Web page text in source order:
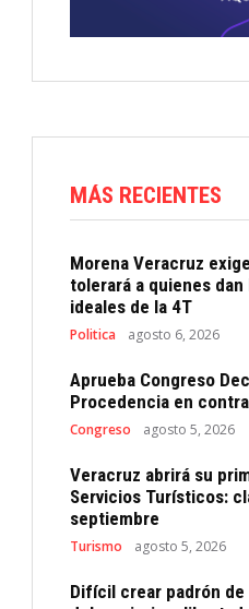
MÁS RECIENTES
Morena Veracruz
tolerará a quienes dan
ideales de la 4T
Politica agosto 6, 2026
Aprueba Congreso
Procedencia en
Congreso agosto 5, 2026
Veracruz abrirá su
Servicios Turísticos:
septiembre
Turismo agosto 5, 2026
Difícil crear padrón